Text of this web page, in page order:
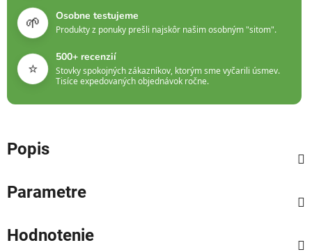
🌱 Osobne testujeme
Produkty z ponuky prešli najskôr našim osobným "sitom".
⭐
500+ recenzií
Stovky spokojných zákazníkov, ktorým sme vyčarili úsmev.
Tisíce expedovaných objednávok ročne.
Popis
Parametre
Hodnotenie